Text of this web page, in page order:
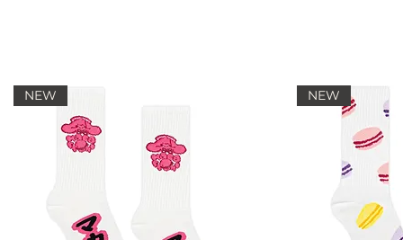
NEW NEW